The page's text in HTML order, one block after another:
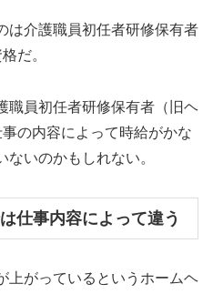
介護職員初任者研修保有者
だ。
員初任者研修保有者（旧ヘ
の内容によって時給がかな
ないのかもしれない。
仕事内容によって違う
がっているというホームヘ